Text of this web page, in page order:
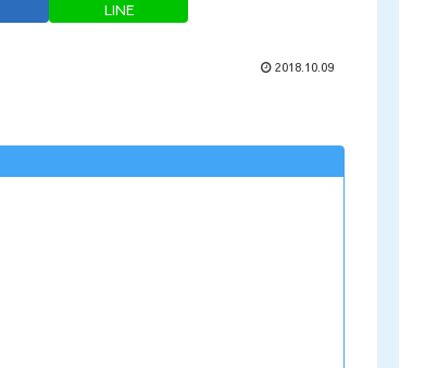
LINE
2018.10.09